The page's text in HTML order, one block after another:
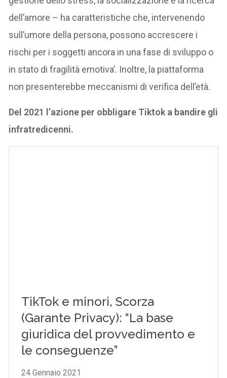
dell’amore – ha caratteristiche che, intervenendo
sull’umore della persona, possono accrescere i
rischi per i soggetti ancora in una fase di sviluppo o
in stato di fragilità emotiva’. Inoltre, la piattaforma
non presenterebbe meccanismi di verifica dell’età.
Del 2021 l’azione per obbligare Tiktok a bandire gli
infratredicenni.